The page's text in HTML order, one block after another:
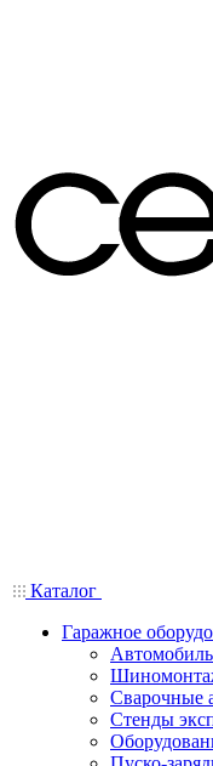
Каталог
Гаражное
Сварочные
Стенды